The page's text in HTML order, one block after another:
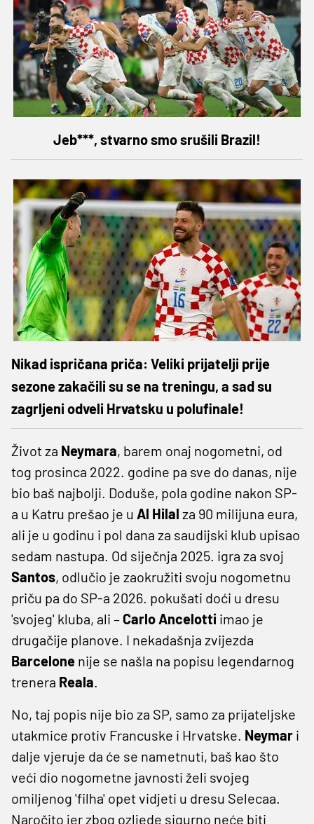
Jeb***, stvarno smo srušili Brazil!
Nikad ispričana priča: Veliki prijatelji prije
sezone zakačili su se na treningu, a sad su
zagrljeni odveli Hrvatsku u polufinale!
Život za Neymara, barem onaj nogometni, od
tog prosinca 2022. godine pa sve do danas, nije
bio baš najbolji. Doduše, pola godine nakon SP-
a u Katru prešao je u Al Hilal za 90 milijuna eura,
ali je u godinu i pol dana za saudijski klub upisao
sedam nastupa. Od siječnja 2025. igra za svoj
Santos, odlučio je zaokružiti svoju nogometnu
priču pa do SP-a 2026. pokušati doći u dresu
'svojeg' kluba, ali – Carlo Ancelotti imao je
drugačije planove. I nekadašnja zvijezda
Barcelone nije se našla na popisu legendarnog
trenera Reala.
No, taj popis nije bio za SP, samo za prijateljske
utakmice protiv Francuske i Hrvatske. Neymar i
dalje vjeruje da će se nametnuti, baš kao što
veći dio nogometne javnosti želi svojeg
omiljenog 'filha' opet vidjeti u dresu Selecaa.
Naročito jer zbog ozljede sigurno neće biti